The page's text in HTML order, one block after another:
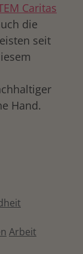
Caritas
die
seit
Hand.
Arbeit